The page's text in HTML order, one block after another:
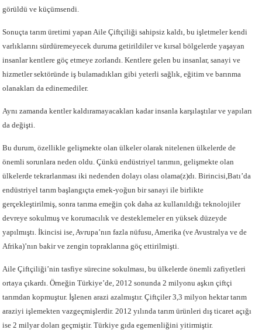
görüldü ve küçümsendi.
Sonuçta tarım üretimi yapan Aile Çiftçiliği sahipsiz kaldı, bu işletmeler kendi
varlıklarını sürdüremeyecek duruma getirildiler ve kırsal bölgelerde yaşayan
insanlar kentlere göç etmeye zorlandı. Kentlere gelen bu insanlar, sanayi ve
hizmetler sektöründe iş bulamadıkları gibi yeterli sağlık, eğitim ve barınma
olanakları da edinemediler.
Aynı zamanda kentler kaldıramayacakları kadar insanla karşılaştılar ve yapıları
da değişti.
Bu durum, özellikle gelişmekte olan ülkeler olarak nitelenen ülkelerde de
önemli sorunlara neden oldu. Çünkü endüstriyel tarımın, gelişmekte olan
ülkelerde tekrarlanması iki nedenden dolayı olası olama(z)dı. Birincisi,Batı’da
endüstriyel tarım başlangıçta emek-yoğun bir sanayi ile birlikte
gerçekleştirilmiş, sonra tarıma emeğin çok daha az kullanıldığı teknolojiler
devreye sokulmuş ve korumacılık ve desteklemeler en yüksek düzeyde
yapılmıştı. İkincisi ise, Avrupa’nın fazla nüfusu, Amerika (ve Avustralya ve de
Afrika)’nın bakir ve zengin topraklarına göç ettirilmişti.
Aile Çiftçiliği’nin tasfiye sürecine sokulması, bu ülkelerde önemli zafiyetleri
ortaya çıkardı. Örneğin Türkiye’de, 2012 sonunda 2 milyonu aşkın çiftçi
tarımdan kopmuştur. İşlenen arazi azalmıştır. Çiftçiler 3,3 milyon hektar tarım
araziyi işlemekten vazgeçmişlerdir. 2012 yılında tarım ürünleri dış ticaret açığı
ise 2 milyar doları geçmiştir. Türkiye gıda egemenliğini yitirmiştir.